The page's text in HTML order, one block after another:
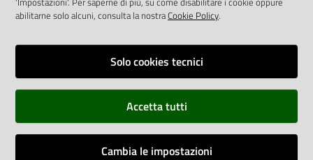
Sito intranet
Redazione web
Credits
abilitarne solo alcuni, consulta la nostraCookie Policy.
Solo cookies tecnici
Accetta tutti
Cambia le impostazioni